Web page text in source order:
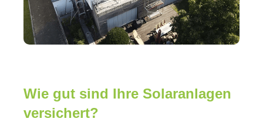
Wie gut sind Ihre Solaranlagen
versichert?